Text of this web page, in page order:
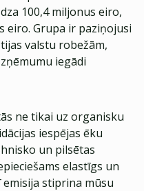
100,4 miljonus eiro,
eiro. Grupa ir paziņojusi
valstu robežām,
iegādi
ne tikai uz organisku
iespējas ēku
un pilsētas
elastīgs un
stiprina mūsu